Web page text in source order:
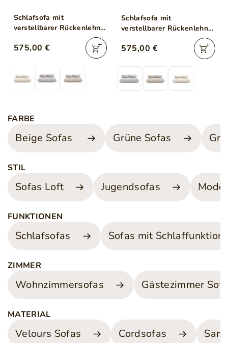
Schlafsofa mit
verstellbarer Rückenlehne,
Bettkasten Figo Beige
575,00 €
Schlafsofa mit
verstellbarer Rückenlehne,
Bettkasten Figo Grau
575,00 €
FARBE
Beige Sofas Grüne Sofas
STIL
Sofas Loft Jugendsofas
FUNKTIONEN
Schlafsofas Sofas mit Schlaffunktion
ZIMMER
Wohnzimmersofas Gästezimmer
MATERIAL
Velours Sofas Cordsofas